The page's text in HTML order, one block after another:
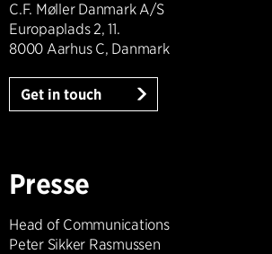
C.F. Møller Danmark A/S
Europaplads 2, 11.
8000 Aarhus C, Danmark
Get in touch
Presse
Head of Communications
Peter Sikker Rasmussen